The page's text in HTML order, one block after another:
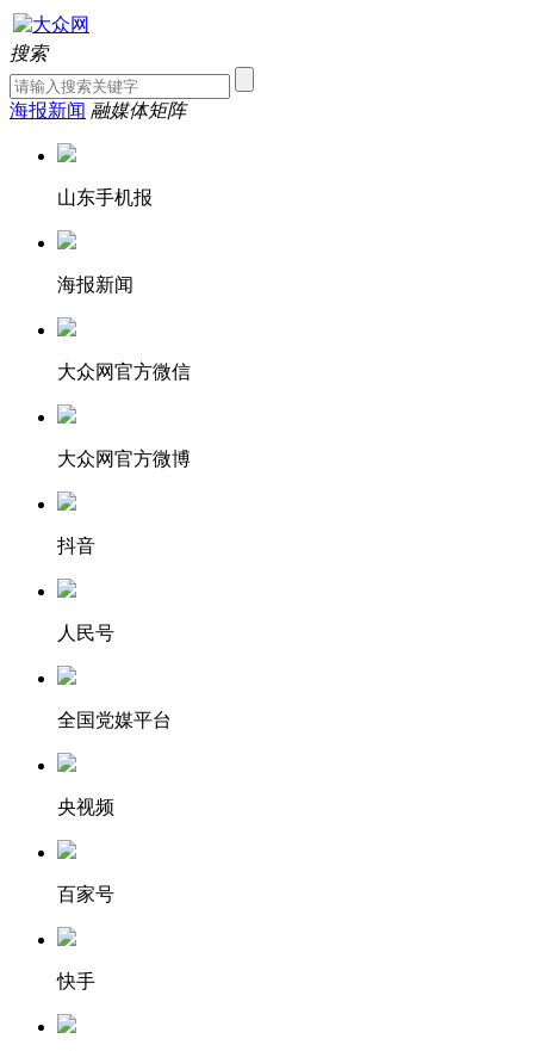
搜索
海报新闻 融媒体矩阵
山东手机报
海报新闻
大众网官方微信
大众网官方微博
抖音
人民号
全国党媒平台
央视频
百家号
快手